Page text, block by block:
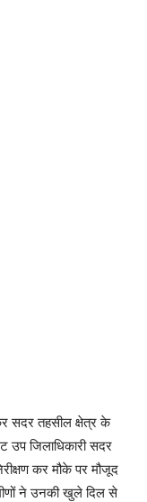
सदर तहसील क्षेत्र के
उप जिलाधिकारी सदर
कर मौके पर मौजूद
ने उनकी खुले दिल से